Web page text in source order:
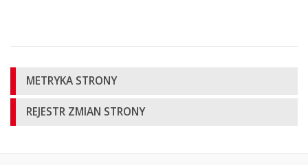
Informacje
o
stronie
METRYKA STRONY
REJESTR ZMIAN STRONY